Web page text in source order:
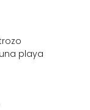
playa